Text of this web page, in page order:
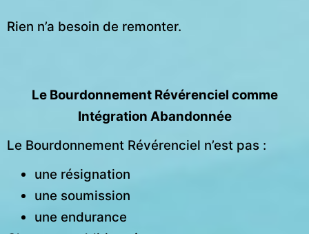
Rien n’a besoin de remonter.
Le Bourdonnement Révérenciel comme
Intégration Abandonnée
Le Bourdonnement Révérenciel n’est pas :
une résignation
une soumission
une endurance